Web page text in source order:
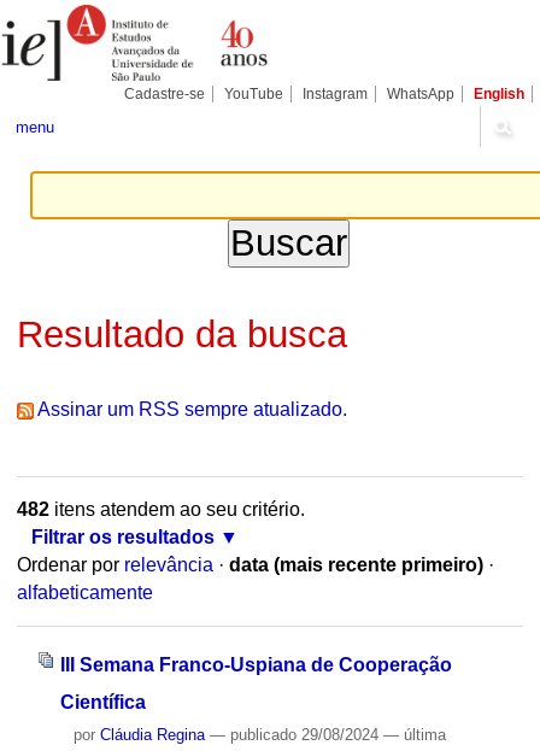
para
conteúdo.
Pessoais
Cadastre-se YouTube Instagram WhatsApp English
menu
Resultado da busca
Assinar um RSS sempre atualizado.
482itens atendem ao seu critério.
Filtrar os resultados
Ordenar por relevância · data (mais recente primeiro) ·
alfabeticamente
III Semana Franco-Uspiana de Cooperação
Científica
por Cláudia Regina — publicado29/08/2024 — última